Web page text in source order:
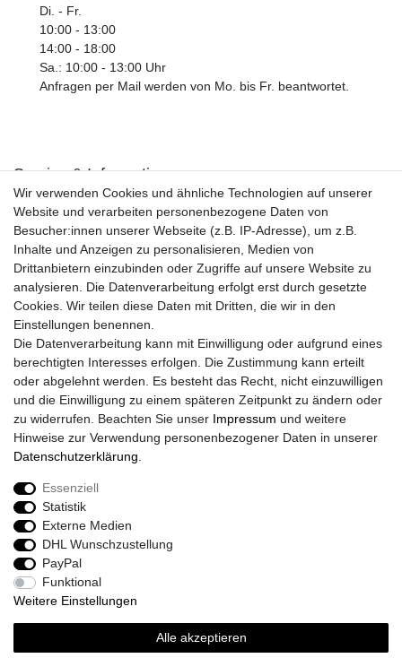
Di. - Fr.
10:00 - 13:00
14:00 - 18:00
Sa.: 10:00 - 13:00 Uhr
Anfragen per Mail werden von Mo. bis Fr. beantwortet.
Service & Informationen
Kontakt
Retouren
Widerrufsrecht
Widerrufs­formular
Impressum
Daten­schutz­erklärung
AGB
Größentabelle
Kataloge
Barrierefreiheitserklärung
Sicherheitsinformationen
Zahlung und Versand
Sport-Versand24 Community
Wir verwenden Cookies und ähnliche Technologien auf unserer
Website und verarbeiten personenbezogene Daten von
Besucher:innen unserer Webseite (z.B. IP-Adresse), um z.B.
Inhalte und Anzeigen zu personalisieren, Medien von
Drittanbietern einzubinden oder Zugriffe auf unsere Website zu
analysieren. Die Datenverarbeitung erfolgt erst durch gesetzte
Cookies. Wir teilen diese Daten mit Dritten, die wir in den
Einstellungen benennen.
Die Datenverarbeitung kann mit Einwilligung oder aufgrund eines
berechtigten Interesses erfolgen. Die Zustimmung kann erteilt
oder abgelehnt werden. Es besteht das Recht, nicht einzuwilligen
und die Einwilligung zu einem späteren Zeitpunkt zu ändern oder
zu widerrufen. Beachten Sie unser Impressum und weitere
Hinweise zur Verwendung personenbezogener Daten in unserer
Daten­schutz­erklärung
Essenziell
Statistik
Externe Medien
DHL Wunschzustellung
PayPal
Funktional
Weitere Einstellungen
Alle akzeptieren